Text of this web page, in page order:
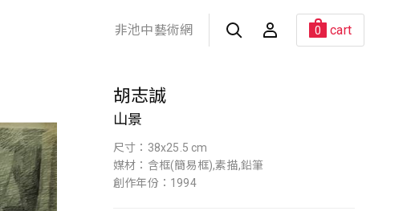
非池中藝術網 0 cart
胡志誠
山景
尺寸：38x25.5 cm
媒材：含框(簡易框),素描,鉛筆
創作年份：1994